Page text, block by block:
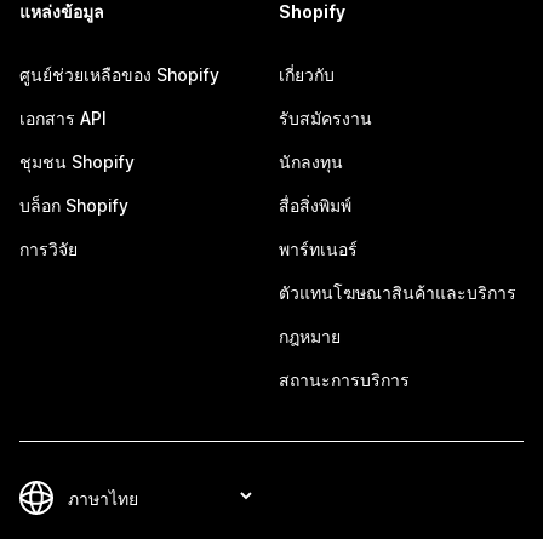
แหล่งข้อมูล
ศูนย์ช่วยเหลือของ Shopify
เอกสาร API
ชุมชน Shopify
บล็อก Shopify
การวิจัย
Shopify
เกี่ยวกับ
รับสมัครงาน
นักลงทุน
สื่อสิ่งพิมพ์
พาร์ทเนอร์
ตัวแทนโฆษณาสินค้าและบริการ
กฎหมาย
สถานะการบริการ